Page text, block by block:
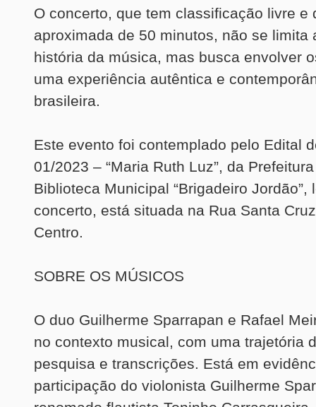
O concerto, que tem classificação livre e
aproximada de 50 minutos, não se limita
história da música, mas busca envolver
uma experiência autêntica e
brasileira.
Este evento foi contemplado pelo Edital
01/2023 – “Maria Ruth Luz”, da
Biblioteca Municipal “Brigadeiro Jordão”,
concerto, está situada na Rua Santa
Centro.
SOBRE OS MÚSICOS
O duo Guilherme Sparrapan e Rafael
no contexto musical, com uma trajetória
pesquisa e transcrições. Está em
participação do violonista Guilherme